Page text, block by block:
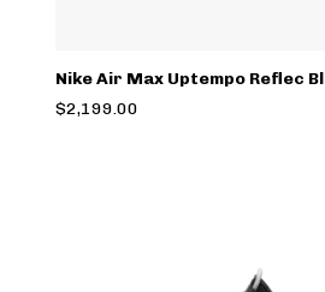
Nike Air Max Uptempo Reflec
$2,199.00